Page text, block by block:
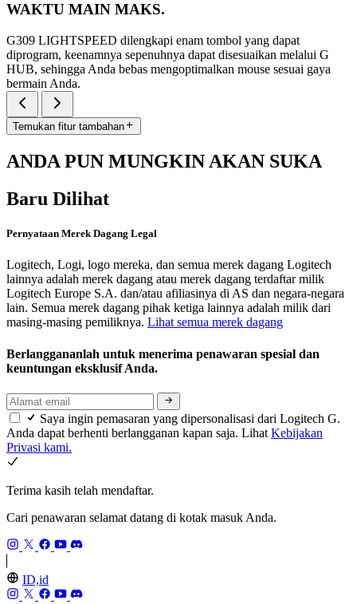
WAKTU MAIN MAKS.
G309 LIGHTSPEED dilengkapi enam tombol yang dapat
diprogram, keenamnya sepenuhnya dapat disesuaikan melalui G
HUB, sehingga Anda bebas mengoptimalkan mouse sesuai gaya
bermain Anda.
Temukan fitur tambahan
ANDA PUN MUNGKIN AKAN SUKA
Baru Dilihat
Pernyataan Merek Dagang Legal
Logitech, Logi, logo mereka, dan semua merek dagang Logitech
lainnya adalah merek dagang atau merek dagang terdaftar milik
Logitech Europe S.A. dan/atau afiliasinya di AS dan negara-negara
lain. Semua merek dagang pihak ketiga lainnya adalah milik dari
masing-masing pemiliknya. Lihat semua merek dagang
Berlanggananlah untuk menerima penawaran spesial dan
keuntungan eksklusif Anda.
Saya ingin pemasaran yang dipersonalisasi dari Logitech G.
Anda dapat berhenti berlangganan kapan saja. Lihat Kebijakan
Privasi kami.
Terima kasih telah mendaftar.
Cari penawaran selamat datang di kotak masuk Anda.
ID,id